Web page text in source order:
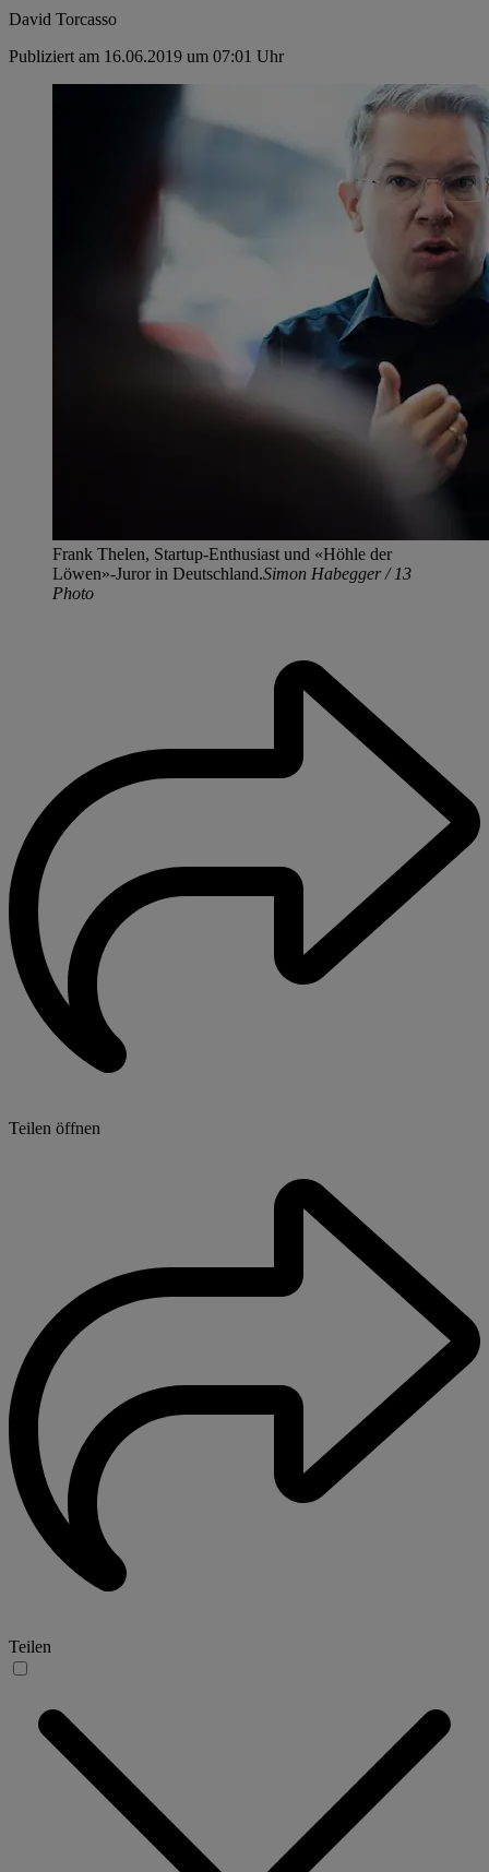
David Torcasso
Publiziert am 16.06.2019 um 07:01 Uhr
Frank Thelen, Startup-Enthusiast und «Höhle der
Löwen»-Juror in Deutschland.Simon Habegger / 13
Photo
Teilen öffnen
Teilen